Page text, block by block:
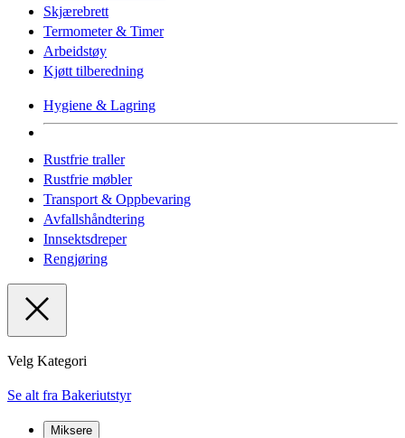
Skjærebrett
Termometer & Timer
Arbeidstøy
Kjøtt tilberedning
Hygiene & Lagring
Rustfrie traller
Rustfrie møbler
Transport & Oppbevaring
Avfallshåndtering
Innsektsdreper
Rengjøring
Velg Kategori
Se alt fra Bakeriutstyr
Miksere